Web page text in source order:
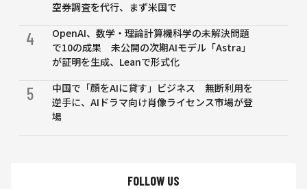
空券調査を代行、まず米国で
4
OpenAI、数学・理論計算機科学の未解決問題
で10の成果 未公開の次期AIモデル「Astra」
が証明を生成、Leanで形式化
5
中国で「顔をAIに貸す」ビジネス 無断利用を
逆手に、AIドラマ向け肖像ライセンス市場が登
場
FOLLOW US